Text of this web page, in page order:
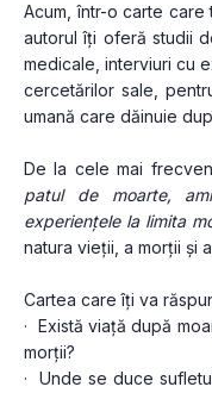
Acum, într-o carte
autorul îți oferă studii
medicale, interviuri cu
cercetărilor sale,
umană care dăinuie
De la cele mai
patul de moarte,
experiențele la limita
natura vieții, a morții și
Cartea care îți va
·  Există viață după
morții?
·  Unde se duce